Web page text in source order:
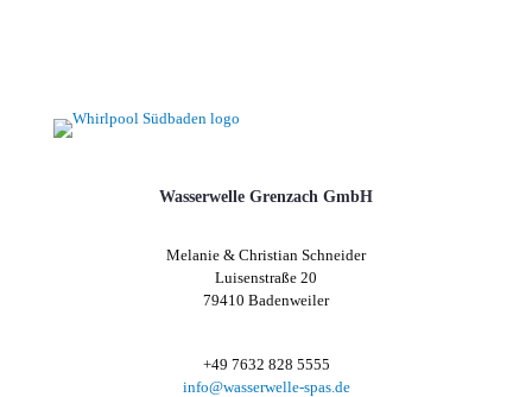
Wasserwelle Grenzach GmbH
Melanie & Christian Schneider
Luisenstraße 20
79410 Badenweiler
+49 7632 828 5555
info@wasserwelle-spas.de